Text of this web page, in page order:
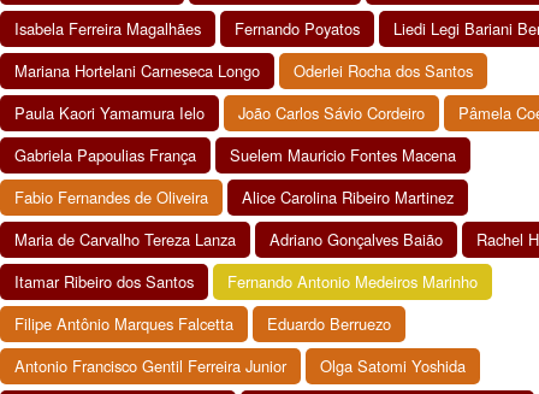
Isabela Ferreira Magalhães
Fernando Poyatos
Liedi Legi Bariani
Mariana Hortelani Carneseca Longo
Oderlei Rocha dos Santos
Paula Kaori Yamamura Ielo
João Carlos Sávio Cordeiro
Pâmela
Gabriela Papoulias França
Suelem Mauricio Fontes Macena
Fabio Fernandes de Oliveira
Alice Carolina Ribeiro Martinez
Maria de Carvalho Tereza Lanza
Adriano Gonçalves Baião
Rachel
Itamar Ribeiro dos Santos
Fernando Antonio Medeiros Marinho
Filipe Antônio Marques Falcetta
Eduardo Berruezo
Antonio Francisco Gentil Ferreira Junior
Olga Satomi Yoshida